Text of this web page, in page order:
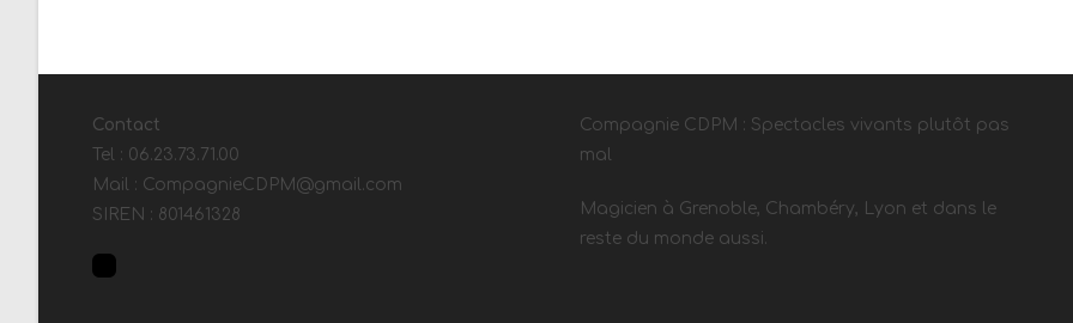
Contact
Tel : 06.23.73.71.00
Mail : CompagnieCDPM@gmail.com
SIREN : 801461328
Compagnie CDPM : Spectacles vivants plutôt pas
mal
Magicien à Grenoble, Chambéry, Lyon et dans le
reste du monde aussi.